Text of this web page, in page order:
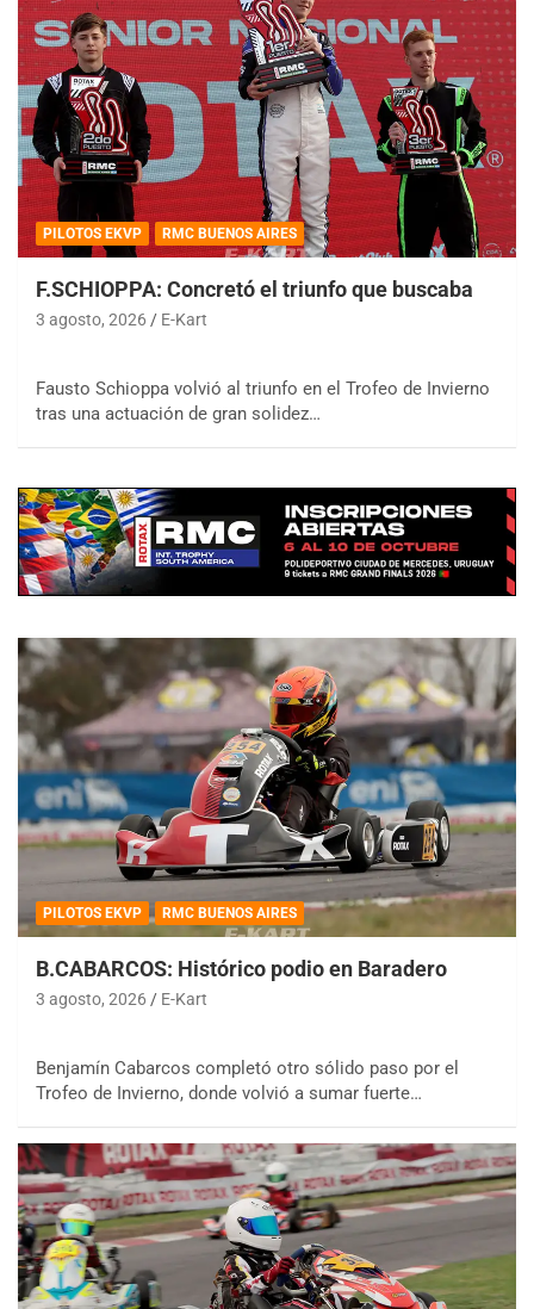
PILOTOS EKVP RMC BUENOS AIRES
F.SCHIOPPA: Concretó el triunfo que buscaba
3 agosto, 2026 E-Kart
Fausto Schioppa volvió al triunfo en el Trofeo de Invierno
tras una actuación de gran solidez…
PILOTOS EKVP RMC BUENOS AIRES
B.CABARCOS: Histórico podio en Baradero
3 agosto, 2026 E-Kart
Benjamín Cabarcos completó otro sólido paso por el
Trofeo de Invierno, donde volvió a sumar fuerte…